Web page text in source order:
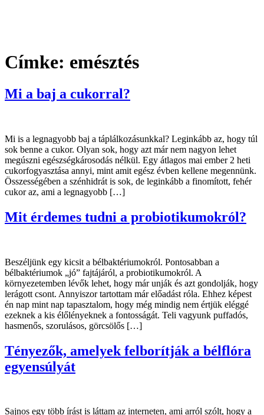
Címke: emésztés
Mi a baj a cukorral?
Mi is a legnagyobb baj a táplálkozásunkkal? Leginkább az, hogy túl
sok benne a cukor. Olyan sok, hogy azt már nem nagyon lehet
megúszni egészségkárosodás nélkül. Egy átlagos mai ember 2 heti
cukorfogyasztása annyi, mint amit egész évben kellene megennünk.
Összességében a szénhidrát is sok, de leginkább a finomított, fehér
cukor az, ami a legnagyobb […]
Mit érdemes tudni a probiotikumokról?
Beszéljünk egy kicsit a bélbaktériumokról. Pontosabban a
bélbaktériumok „jó” fajtájáról, a probiotikumokról. A
környezetemben lévők lehet, hogy már unják és azt gondolják, hogy
lerágott csont. Annyiszor tartottam már előadást róla. Ehhez képest
én nap mint nap tapasztalom, hogy még mindig nem értjük eléggé
ezeknek a kis élőlényeknek a fontosságát. Teli vagyunk puffadós,
hasmenős, szorulásos, görcsölős […]
Tényezők, amelyek felborítják a bélflóra
egyensúlyát
Sajnos egy több írást is láttam az interneten, ami arról szólt, hogy a